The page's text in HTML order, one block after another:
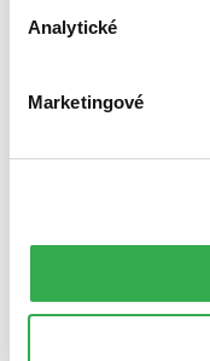
Analytické
Marketingové
Najvyššia zľava
Použité filtre